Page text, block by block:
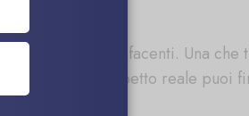
soddisfacenti. Una che
sesso dall'aspetto reale puoi
sessuali.